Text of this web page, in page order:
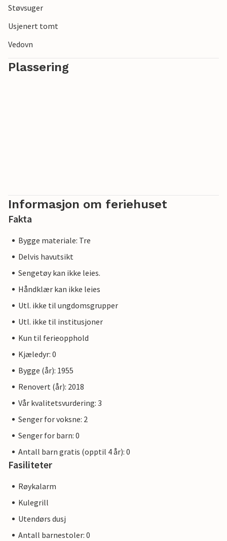
Støvsuger
Usjenert tomt
Vedovn
Plassering
Informasjon om feriehuset
Fakta
Bygge materiale: Tre
Delvis havutsikt
Sengetøy kan ikke leies.
Håndklær kan ikke leies
Utl. ikke til ungdomsgrupper
Utl. ikke til institusjoner
Kun til ferieopphold
Kjæledyr: 0
Bygge (år): 1955
Renovert (år): 2018
Vår kvalitetsvurdering: 3
Senger for voksne: 2
Senger for barn: 0
Antall barn gratis (opptil 4 år): 0
Fasiliteter
Røykalarm
Kulegrill
Utendørs dusj
Antall barnestoler: 0